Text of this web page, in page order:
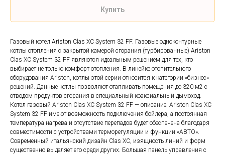
Купить
Газовый котел Ariston Clas XC System 32 FF. Газовые одноконтурные
котлы отопления с закрытой камерой сгорания (турбированные) Ariston
Clas XC System 32 FF являются идеальным решением для тех, кто
выбирает не только комфорт отопления. В линейке отопительного
оборудования Ariston, котлы этой серии относится к категории «бизнес»
решений. Данные котлы позволяют отапливать помещения до 320 м2 с
отводом продуктов сгорания в специальный коаксиальный дымоход.
Котел газовый Ariston Clas XC System 32 FF — описание. Ariston Clas XC
System 32 FF имеют возможность подключения бойлера, а постоянная
температура нагрева и отсутствие перепадов будет обеспечена благодаря
совместимости с устройствами терморегуляции и функции «АВТО».
Современный итальянский дизайн Clas XC, изящность линий и форм
существенно выделяет его среди других. Большая панель управления с